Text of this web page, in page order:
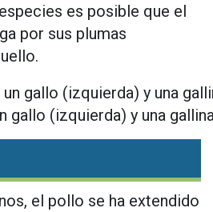
es posible que el
por sus plumas
gallo (izquierda) y una
el pollo se ha extendido